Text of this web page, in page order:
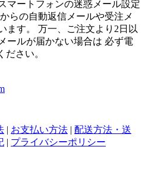
マートフォンの迷惑メール設定
らの自動返信メールや受注メ
ます。 万一、ご注文より2日以
ールが届かない場合は 必ず電
ださい。
| お支払い方法 | 配送方法・送
| プライバシーポリシー